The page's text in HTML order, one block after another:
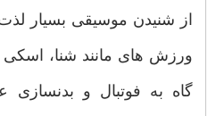
از شنیدن موسیقی بسیار
ورزش های مانند شنا، اسکی
گاه به فوتبال و